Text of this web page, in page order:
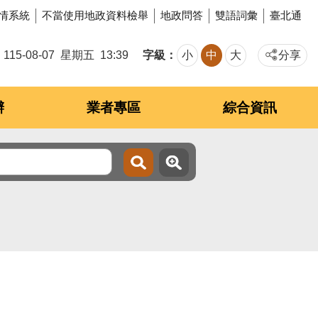
系統 不當使用地政資料檢舉 地政問答 雙語詞彙 臺北通
115-08-07 星期五 13:39 字級 小 中 大 分享
業者專區 綜合資訊